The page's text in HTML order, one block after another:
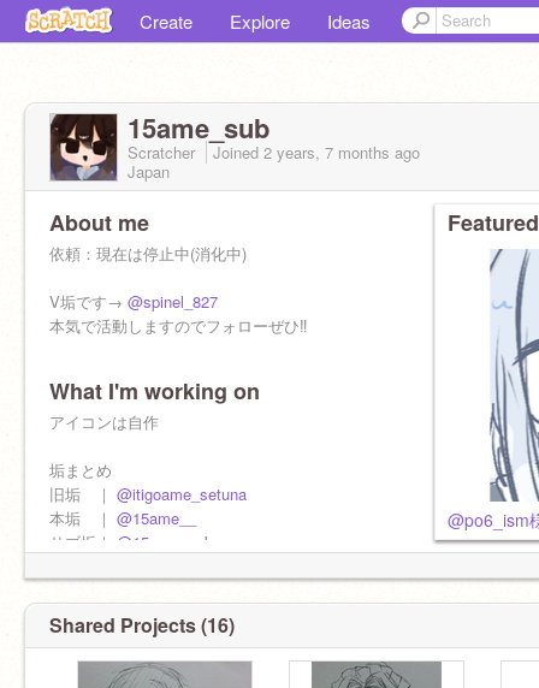
Create Explore Ideas
15ame_sub
Scratcher Joined 2 years, 7 months ago
Japan
About me
依頼：現在は停止中(消化中)
V垢です→ @spinel_827
本気で活動しますのでフォローぜひ‼️
@15ame__のサブ垢です
雑多垢 兼 依頼垢
中一な女子
#めるめいと #わたっ子 #つかりん勢
What I'm working on
アイコンは自作
垢まとめ
旧垢 ｜ @itigoame_setuna
本垢 ｜ @15ame__
サブ垢｜
@15ame_sub
@po6_ism
Shared Projects (16)